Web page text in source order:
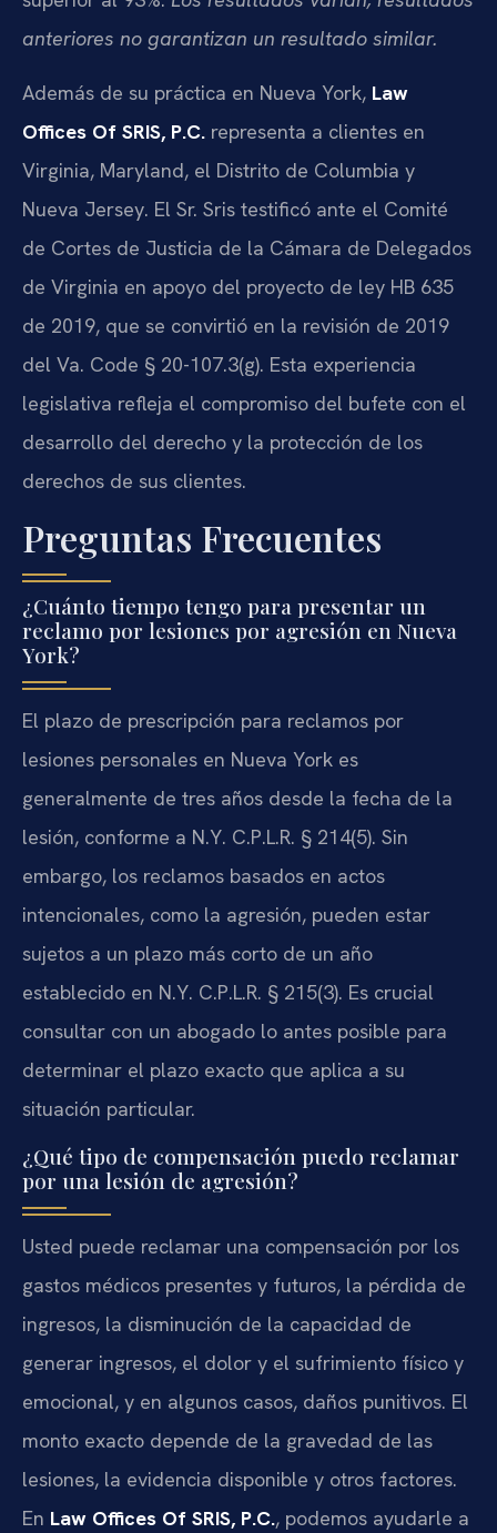
anteriores no garantizan un resultado similar.
Además de su práctica en Nueva York, Law
Offices Of SRIS, P.C. representa a clientes en
Virginia, Maryland, el Distrito de Columbia y
Nueva Jersey. El Sr. Sris testificó ante el Comité
de Cortes de Justicia de la Cámara de Delegados
de Virginia en apoyo del proyecto de ley HB 635
de 2019, que se convirtió en la revisión de 2019
del Va. Code § 20-107.3(g). Esta experiencia
legislativa refleja el compromiso del bufete con el
desarrollo del derecho y la protección de los
derechos de sus clientes.
Preguntas Frecuentes
¿Cuánto tiempo tengo para presentar un
reclamo por lesiones por agresión en Nueva
York?
El plazo de prescripción para reclamos por
lesiones personales en Nueva York es
generalmente de tres años desde la fecha de la
lesión, conforme a N.Y. C.P.L.R. § 214(5). Sin
embargo, los reclamos basados en actos
intencionales, como la agresión, pueden estar
sujetos a un plazo más corto de un año
establecido en N.Y. C.P.L.R. § 215(3). Es crucial
consultar con un abogado lo antes posible para
determinar el plazo exacto que aplica a su
situación particular.
¿Qué tipo de compensación puedo reclamar
por una lesión de agresión?
Usted puede reclamar una compensación por los
gastos médicos presentes y futuros, la pérdida de
ingresos, la disminución de la capacidad de
generar ingresos, el dolor y el sufrimiento físico y
emocional, y en algunos casos, daños punitivos. El
monto exacto depende de la gravedad de las
lesiones, la evidencia disponible y otros factores.
En Law Offices Of SRIS, P.C., podemos ayudarle a